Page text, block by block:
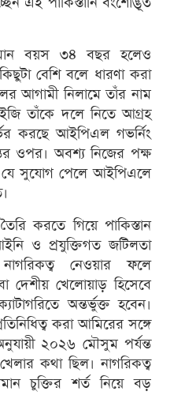
বয়স ৩৪ বছর হলেও
বেশি বলে ধারণা করা
আগামী নিলামে তাঁর নাম
তাঁকে দলে নিতে আগ্রহ
করছে আইপিএল গভর্নিং
ওপর। অবশ্য নিজের পক্ষ
যে সুযোগ পেলে আইপিএলে
করতে গিয়ে পাকিস্তান
ও প্রযুক্তিগত জটিলতা
নাগরিকত্ব নেওয়ার ফলে
দেশীয় খেলোয়াড় হিসেবে
অন্তর্ভুক্ত হবেন।
করা আমিরের সঙ্গে
২০২৬ মৌসুম পর্যন্ত
কথা ছিল। নাগরিকত্ব
চুক্তির শর্ত নিয়ে বড়